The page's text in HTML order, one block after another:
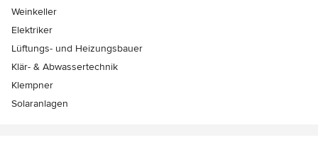
Weinkeller
Elektriker
Lüftungs- und Heizungsbauer
Klär- & Abwassertechnik
Klempner
Solaranlagen